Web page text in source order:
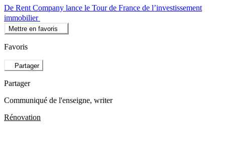
De Rent Company lance le Tour de France de l’investissement
immobilier
Mettre en favoris
Favoris
Partager
Partager
Communiqué de l'enseigne, writer
Rénovation